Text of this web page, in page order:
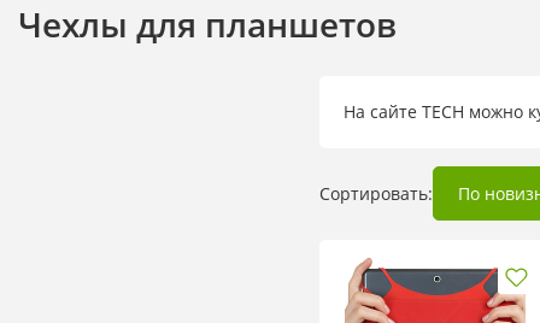
Чехлы для планшетов
На сайте TECH можно
Сортировать: По